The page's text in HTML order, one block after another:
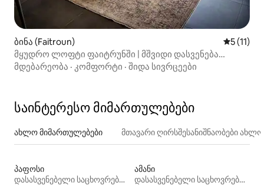
ბინა (Faitroun) საშუალო
5 (11)
მყუდრო ლოფტი ფაიტრუნში | მშვიდი დასვენება
მთებში
მდებარეობა · კომფორტი · შიდა სივრცეები
საინტერესო მიმართულებები
ახლო მიმართულებები მთავარი ღირსშესანიშნაობები
პაფოსი
დასასვენებელი საცხოვრებლები
ამანი
დასასვენებელი საცხოვრებლები